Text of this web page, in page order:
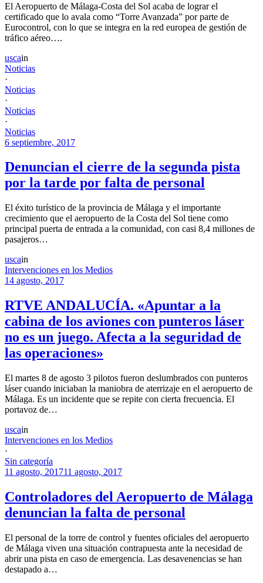
El Aeropuerto de Málaga-Costa del Sol acaba de lograr el
certificado que lo avala como “Torre Avanzada” por parte de
Eurocontrol, con lo que se integra en la red europea de gestión de
tráfico aéreo….
uscain
Noticias
·
Noticias
·
Noticias
·
Noticias
6 septiembre, 2017
Denuncian el cierre de la segunda pista
por la tarde por falta de personal
El éxito turístico de la provincia de Málaga y el importante
crecimiento que el aeropuerto de la Costa del Sol tiene como
principal puerta de entrada a la comunidad, con casi 8,4 millones de
pasajeros…
uscain
Intervenciones en los Medios
14 agosto, 2017
RTVE ANDALUCÍA. «Apuntar a la
cabina de los aviones con punteros láser
no es un juego. Afecta a la seguridad de
las operaciones»
El martes 8 de agosto 3 pilotos fueron deslumbrados con punteros
láser cuando iniciaban la maniobra de aterrizaje en el aeropuerto de
Málaga. Es un incidente que se repite con cierta frecuencia. El
portavoz de…
uscain
Intervenciones en los Medios
·
Sin categoría
11 agosto, 201711 agosto, 2017
Controladores del Aeropuerto de Málaga
denuncian la falta de personal
El personal de la torre de control y fuentes oficiales del aeropuerto
de Málaga viven una situación contrapuesta ante la necesidad de
abrir una pista en caso de emergencia. Las desavenencias se han
destapado a…